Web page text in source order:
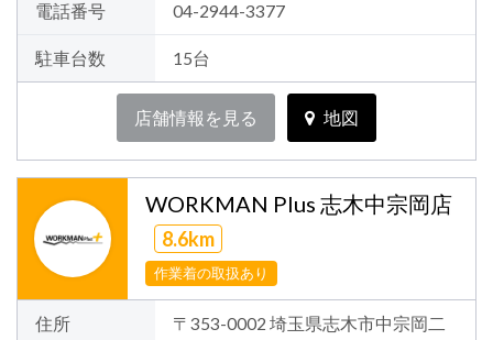
電話番号 04-2944-3377
駐車台数 15台
店舗情報を見る 地図
WORKMAN Plus 志木中宗岡店
8.6km
作業着の取扱あり
住所
〒353-0002 埼玉県志木市中宗岡二